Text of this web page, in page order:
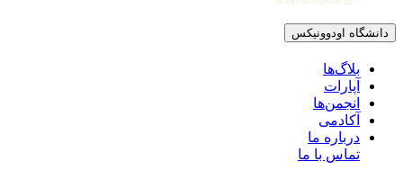
دانشگاه اودوونیکس
بلاگ‌ها
آپارات
انجمن‌ها
آکادمی
درباره ما
تماس با ما